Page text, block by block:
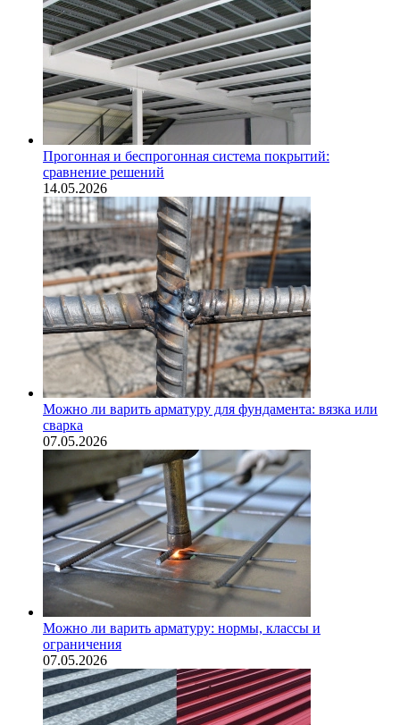
Прогонная и беспрогонная система покрытий:
сравнение решений
14.05.2026
Можно ли варить арматуру для фундамента: вязка или
сварка
07.05.2026
Можно ли варить арматуру: нормы, классы и
ограничения
07.05.2026